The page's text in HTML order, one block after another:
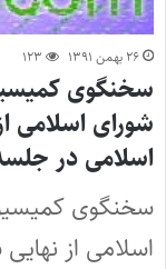
۲۶ بهمن ۱۳۹۱ ۱۲۳
سخنگوی
شورای اسلامی
اسلامی در
سخنگوی
اسلامی از